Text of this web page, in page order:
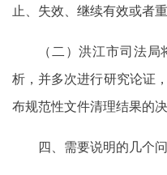
止、失效、继续有效或者
（二）洪江市司法
析，并多次进行研究论证
布规范性文件清理结果的
四、需要说明的几个